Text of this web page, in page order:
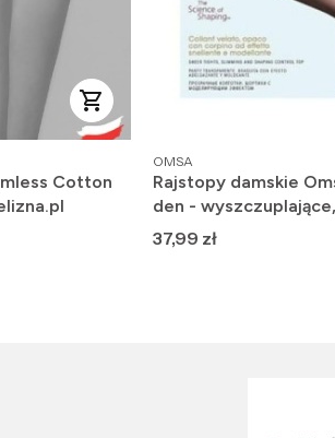
Cotton
PRODUCENT
OMSA
Rajstopy damskie
den -
Cena
37,99 zł